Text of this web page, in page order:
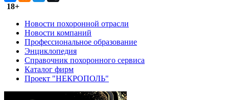
18+
Новости похоронной отрасли
Новости компаний
Профессиональное образование
Энциклопедия
Справочник похоронного сервиса
Каталог фирм
Проект "НЕКРОПОЛЬ"